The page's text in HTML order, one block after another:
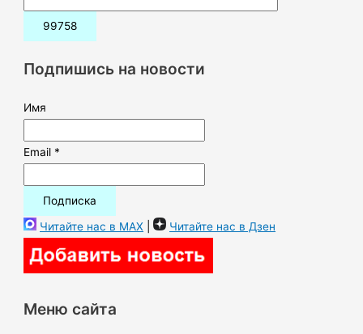
и
:Подпишись на новости
Имя
Email *
Читайте нас в MAX | Читайте нас в Дзен
Меню сайта